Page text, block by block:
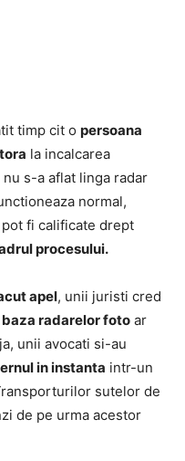
timp cit o persoana
la incalcarea
s-a aflat linga radar
normal,
fi calificate drept
procesului.
apel, unii juristi cred
radarelor foto ar
unii avocati si-au
in instanta intr-un
sutelor de
de pe urma acestor